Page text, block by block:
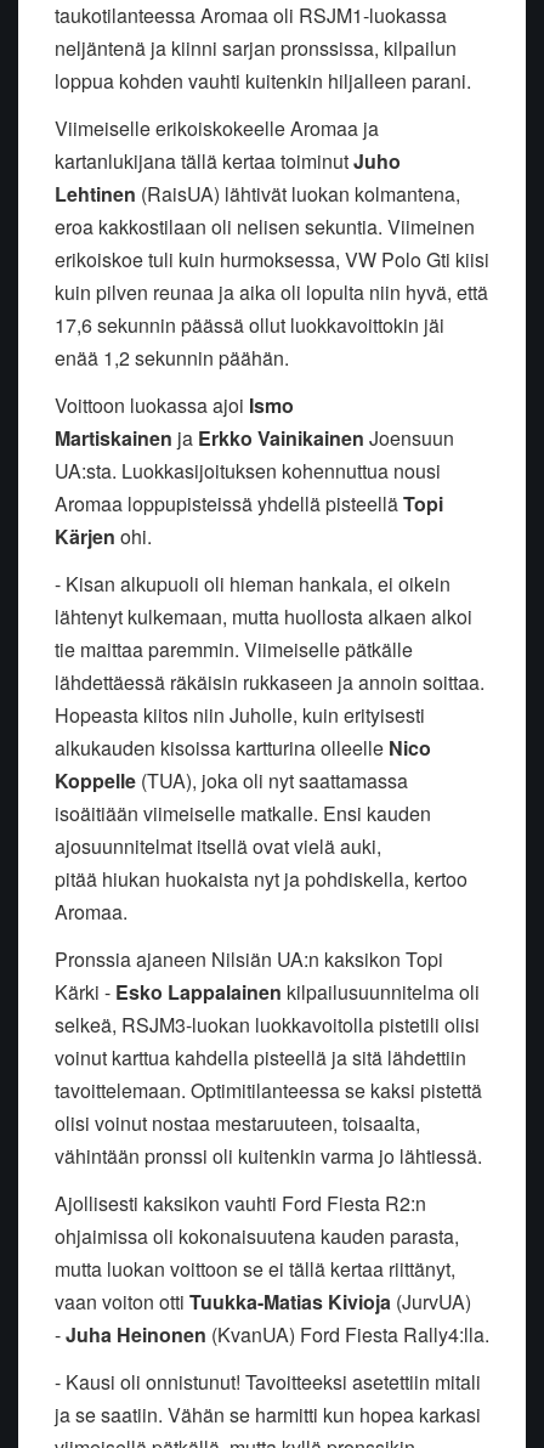
taukotilanteessa Aromaa oli RSJM1-luokassa
neljäntenä ja kiinni sarjan pronssissa, kilpailun
loppua kohden vauhti kuitenkin hiljalleen parani.
Viimeiselle erikoiskokeelle Aromaa ja
kartanlukijana tällä kertaa toiminutJuho
Lehtinen (RaisUA) lähtivät luokan kolmantena,
eroa kakkostilaan oli nelisen sekuntia. Viimeinen
erikoiskoe tuli kuin hurmoksessa, VW Polo Gti kiisi
kuin pilven reunaa ja aika oli lopulta niin hyvä, että
17,6 sekunnin päässä ollut luokkavoittokin jäi
enää 1,2 sekunnin päähän.
Voittoon luokassa ajoi Ismo
Martiskainen ja Erkko Vainikainen Joensuun
UA:sta. Luokkasijoituksen kohennuttua nousi
Aromaa loppupisteissä yhdellä pisteelläTopi
Kärjen ohi.
- Kisan alkupuoli oli hieman hankala, ei oikein
lähtenyt kulkemaan, mutta huollosta alkaen alkoi
tie maittaa paremmin. Viimeiselle pätkälle
lähdettäessä räkäisin rukkaseen ja annoin soittaa.
Hopeasta kiitos niin Juholle, kuin erityisesti
alkukauden kisoissa kartturina olleelle Nico
Koppelle (TUA), joka oli nyt saattamassa
isoäitiään viimeiselle matkalle. Ensi kauden
ajosuunnitelmat itsellä ovat vielä auki,
pitää hiukan huokaista nyt ja pohdiskella, kertoo
Aromaa.
Pronssia ajaneen Nilsiän UA:n kaksikon Topi
Kärki - Esko Lappalainen kilpailusuunnitelma oli
selkeä, RSJM3-luokan luokkavoitolla pistetili olisi
voinut karttua kahdella pisteellä ja sitä lähdettiin
tavoittelemaan. Optimitilanteessa se kaksi pistettä
olisi voinut nostaa mestaruuteen, toisaalta,
vähintään pronssi oli kuitenkin varma jo lähtiessä.
Ajollisesti kaksikon vauhti Ford Fiesta R2:n
ohjaimissa oli kokonaisuutena kauden parasta,
mutta luokan voittoon se ei tällä kertaa riittänyt,
vaan voiton otti Tuukka-Matias Kivioja (JurvUA)
-Juha Heinonen (KvanUA) Ford Fiesta Rally4:lla.
- Kausi oli onnistunut! Tavoitteeksi asetettiin mitali
ja se saatiin. Vähän se harmitti kun hopea karkasi